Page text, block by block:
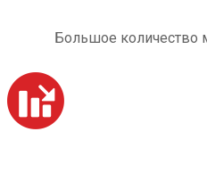
Большое количество